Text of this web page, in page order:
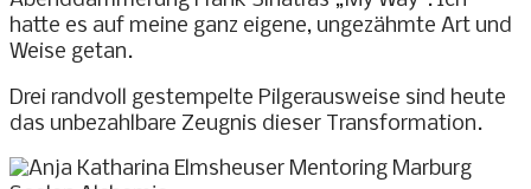
hatte es auf meine ganz eigene, ungezähmte Art und
Weise getan.
Drei randvoll gestempelte Pilgerausweise sind heute
das unbezahlbare Zeugnis dieser Transformation.